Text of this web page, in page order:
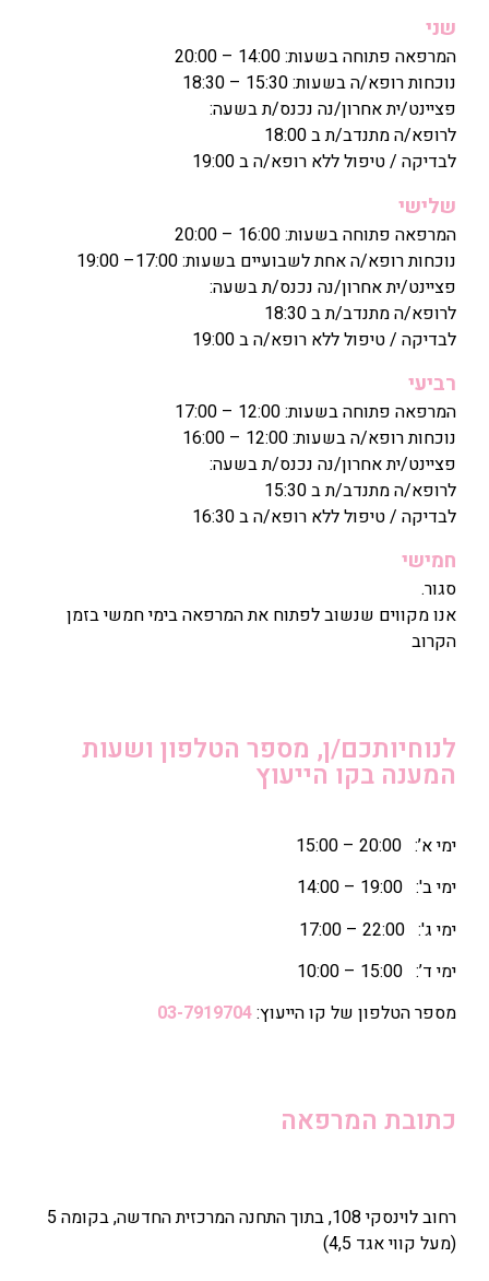
שני
המרפאה פתוחה בשעות: 14:00 – 20:00
נוכחות רופא/ה בשעות: 15:30 – 18:30
פציינט/ית אחרון/נה נכנס/ת בשעה:
לרופא/ה מתנדב/ת ב 18:00
לבדיקה / טיפול ללא רופא/ה ב 19:00
שלישי
המרפאה פתוחה בשעות: 16:00 – 20:00
נוכחות רופא/ה אחת לשבועיים בשעות: 17:00– 19:00
פציינט/ית אחרון/נה נכנס/ת בשעה:
לרופא/ה מתנדב/ת ב 18:30
לבדיקה / טיפול ללא רופא/ה ב 19:00
רביעי
המרפאה פתוחה בשעות: 12:00 – 17:00
נוכחות רופא/ה בשעות: 12:00 – 16:00
פציינט/ית אחרון/נה נכנס/ת בשעה:
לרופא/ה מתנדב/ת ב 15:30
לבדיקה / טיפול ללא רופא/ה ב 16:30
חמישי
סגור.
אנו מקווים שנשוב לפתוח את המרפאה בימי חמשי בזמן
הקרוב
לנוחיותכם/ן, מספר הטלפון ושעות
המענה בקו הייעוץ
ימי א’: 20:00 – 15:00
ימי ב': 19:00 – 14:00
ימי ג': 22:00 – 17:00
ימי ד’: 15:00 – 10:00
מספר הטלפון של קו הייעוץ:03-7919704
כתובת המרפאה
רחוב לוינסקי 108, בתוך התחנה המרכזית החדשה, בקומה 5
(מעל קווי אגד 4,5)